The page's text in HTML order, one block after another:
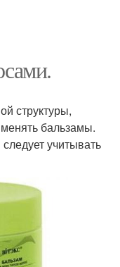
структуры,
бальзамы.
учитывать